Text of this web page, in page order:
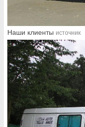
Наши клиенты источник